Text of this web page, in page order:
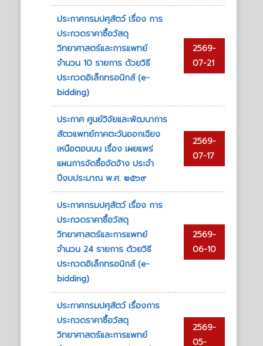
ประกาศกรมปศุสัตว์ เรื่อง การ
ประกวดราคาซื้อวัสดุ
วิทยาศาสตร์และการแพทย์
จำนวน 10 รายการ ด้วยวิธี
ประกวดอิเล็กทรอนิกส์ (e-
bidding)
2569-
07-21
ประกาศ ศูนย์วิจัยและพัฒนาการ
สัตวแพทย์ภาคตะวันออกเฉียง
เหนือตอนบน เรื่อง เผยแพร่
แผนการจัดซื้อจัดจ้าง ประจํา
ปีงบประมาณ พ.ศ. ๒๕๖๙
2569-
07-17
ประกาศกรมปศุสัตว์ เรื่อง การ
ประกวดราคาซื้อวัสดุ
วิทยาศาสตร์และการแพทย์
จำนวน 24 รายการ ด้วยวิธี
ประกวดอิเล็กทรอนิกส์ (e-
bidding)
2569-
06-10
ประกาศกรมปศุสัตว์ เรื่องการ
ประกวดราคาซื้อวัสดุ
วิทยาศาสตร์และการแพทย์
2569-
05-